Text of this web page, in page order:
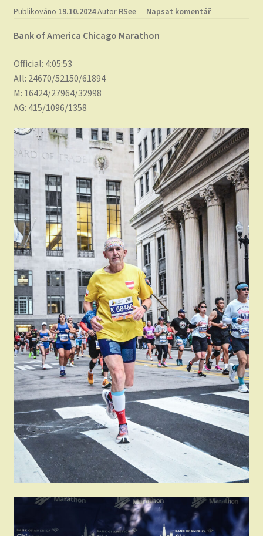
Publikováno 19.10.2024Autor RSee— Napsat komentář
Bank of America Chicago Marathon
Official: 4:05:53
All: 24670/52150/61894
M: 16424/27964/32998
AG: 415/1096/1358